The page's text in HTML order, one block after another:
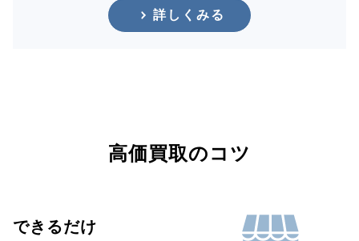
詳しくみる
高価買取のコツ
できるだけ